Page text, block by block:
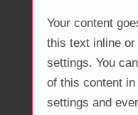
Your content
this text inline or
settings. You
of this content
settings and